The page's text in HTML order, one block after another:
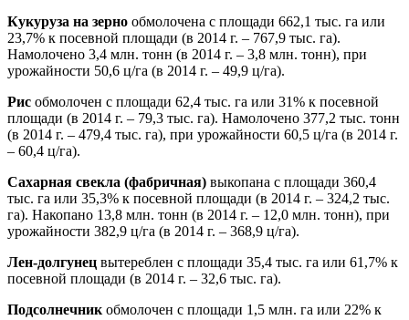
Кукуруза на зерно обмолочена с площади 662,1 тыс. га или
23,7% к посевной площади (в 2014 г. – 767,9 тыс. га).
Намолочено 3,4 млн. тонн (в 2014 г. – 3,8 млн. тонн), при
урожайности 50,6 ц/га (в 2014 г. – 49,9 ц/га).
Рис обмолочен с площади 62,4 тыс. га или 31% к посевной
площади (в 2014 г. – 79,3 тыс. га). Намолочено 377,2 тыс. тонн
(в 2014 г. – 479,4 тыс. га), при урожайности 60,5 ц/га (в 2014 г.
– 60,4 ц/га).
Сахарная свекла (фабричная) выкопана с площади 360,4
тыс. га или 35,3% к посевной площади (в 2014 г. – 324,2 тыс.
га). Накопано 13,8 млн. тонн (в 2014 г. – 12,0 млн. тонн), при
урожайности 382,9 ц/га (в 2014 г. – 368,9 ц/га).
Лен-долгунец вытереблен с площади 35,4 тыс. га или 61,7% к
посевной площади (в 2014 г. – 32,6 тыс. га).
Подсолнечник обмолочен с площади 1,5 млн. га или 22% к